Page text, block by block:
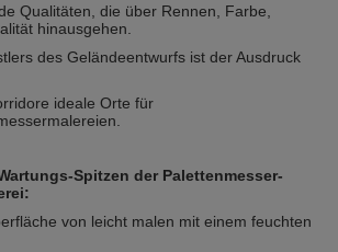
Qualitäten, die über Rennen, Farbe,
hinausgehen.
des Geländeentwurfs ist der Ausdruck
ideale Orte für
Spitzen der Palettenmesser-
von leicht malen mit einem feuchten